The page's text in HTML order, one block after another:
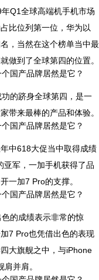
Q1全球高端机手机市场
比位列第一位，华为以
，当然在这个榜单当中最
做到了全球第四的位置。
的跻身全球第四，是一
带来最棒的产品和体验。
中618大促当中取得成绩
亚军，一加手机获得了品
一加7 Pro的支撑。
的成绩表示非常的惊
7 Pro也凭借出色的表现
大旗舰之中，与iPhone
并肩。